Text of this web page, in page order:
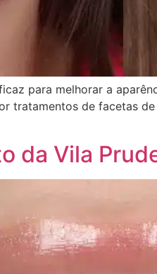
para melhorar a
tratamentos de facetas
da Vila